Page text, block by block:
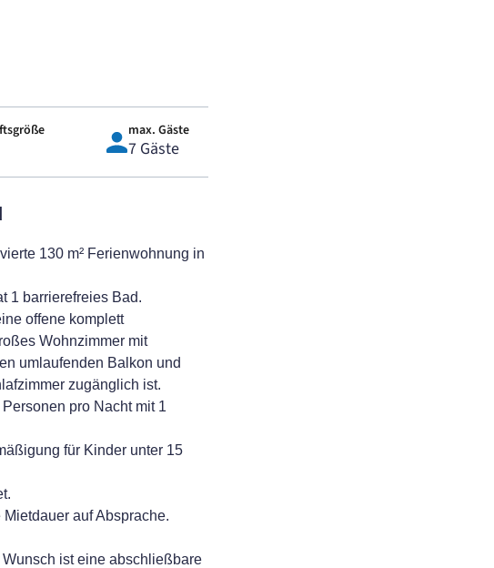
max. Gäste
7 Gäste
130 m² Ferienwohnung in
1 barrierefreies Bad.
offene komplett
Wohnzimmer mit
umlaufenden Balkon und
zugänglich ist.
pro Nacht mit 1
für Kinder unter 15
Mietdauer auf Absprache.
ist eine abschließbare